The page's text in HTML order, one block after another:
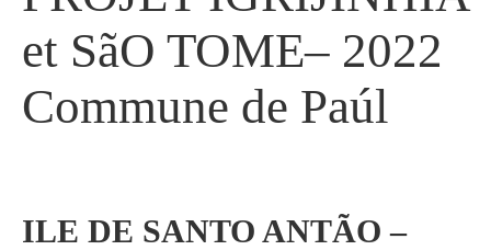
et SãO TOME– 2022
Commune de Paúl
ILE DE SANTO ANTÃO –